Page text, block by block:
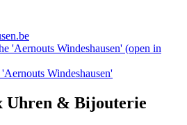
'Aernouts Windeshausen' (open in
Windeshausen'
Uhren & Bijouterie